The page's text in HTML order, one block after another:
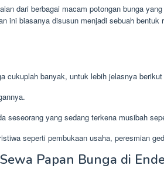
dari berbagai macam potongan bunga
ini biasanya disusun menjadi sebuah
cukuplah banyak, untuk lebih jelasnya
seseorang yang sedang terkena musibah
seperti pembukaan usaha, peresmian
Papan Bunga di